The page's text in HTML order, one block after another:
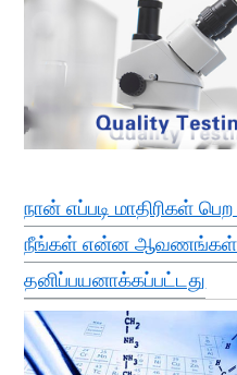
நான் எப்படி மாதிரிகள் பெற
நீங்கள் என்ன ஆவணங்கள்
தனிப்பயனாக்கப்பட்டது